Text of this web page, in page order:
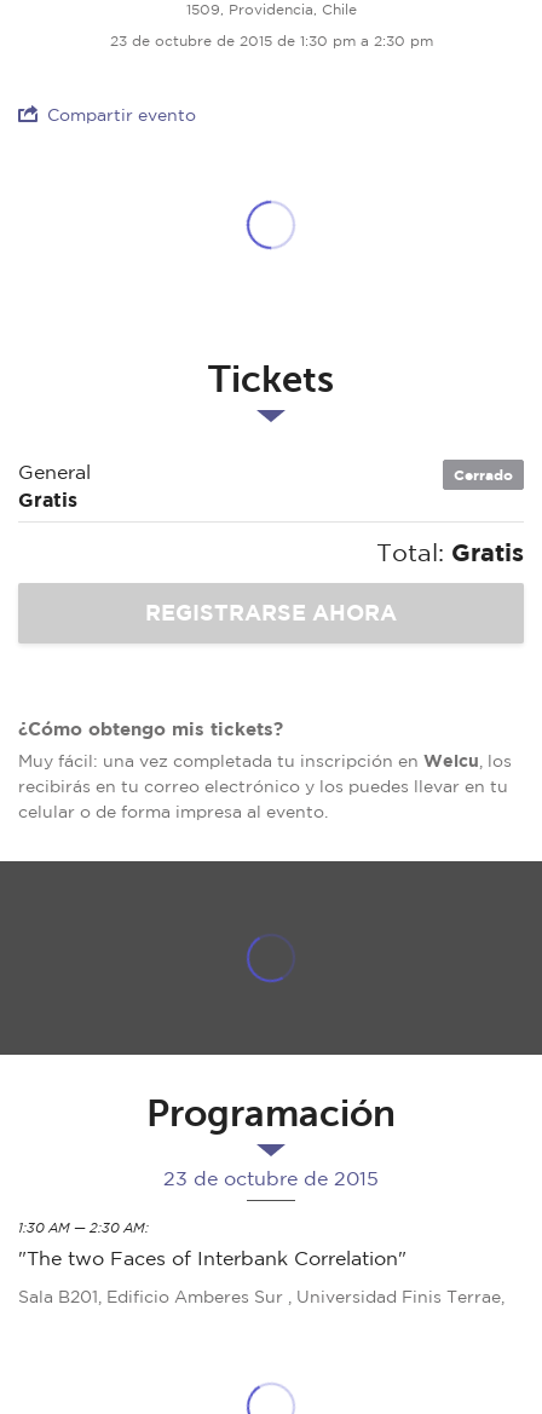
1509, Providencia, Chile
23 de octubre de 2015 de 1:30 pm a 2:30 pm
Compartir evento
Tickets
General
Gratis
Cerrado
Total: Gratis
¿Cómo obtengo mis tickets?
Muy fácil: una vez completada tu inscripción en Welcu , los
recibirás en tu correo electrónico y los puedes llevar en tu
celular o de forma impresa al evento.
Programación
23 de octubre de 2015
1:30 AM — 2:30 AM:
"The two Faces of Interbank Correlation"
Sala B201, Edificio Amberes Sur , Universidad Finis Terrae,